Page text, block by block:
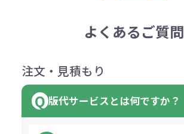
よくあるご質問
注文・見積もり
版代サービスとは何ですか？